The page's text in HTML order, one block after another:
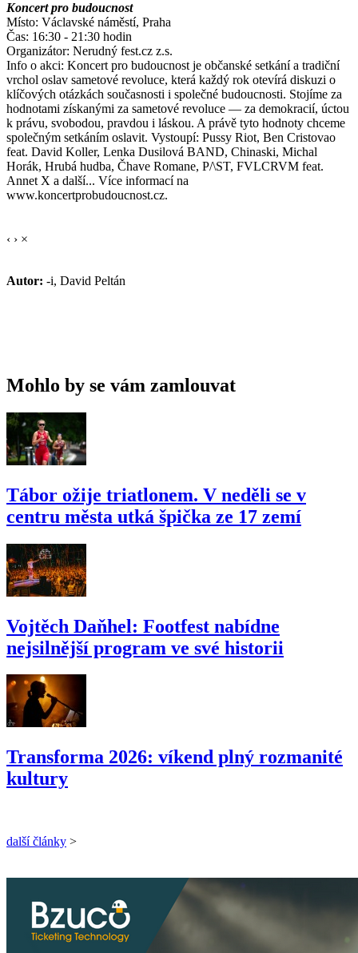
Koncert pro budoucnost
Místo: Václavské náměstí, Praha
Čas: 16:30 - 21:30 hodin
Organizátor: Nerudný fest.cz z.s.
Info o akci: Koncert pro budoucnost je občanské setkání a tradiční
vrchol oslav sametové revoluce, která každý rok otevírá diskuzi o
klíčových otázkách současnosti i společné budoucnosti. Stojíme za
hodnotami získanými za sametové revoluce — za demokracií, úctou
k právu, svobodou, pravdou i láskou. A právě tyto hodnoty chceme
společným setkáním oslavit. Vystoupí: Pussy Riot, Ben Cristovao
feat. David Koller, Lenka Dusilová BAND, Chinaski, Michal
Horák, Hrubá hudba, Čhave Romane, P/\ST, FVLCRVM feat.
Annet X a další... Více informací na
www.koncertprobudoucnost.cz.
‹ › ×
Autor: -i, David Peltán
Mohlo by se vám zamlouvat
Tábor ožije triatlonem. V neděli se v
centru města utká špička ze 17 zemí
Vojtěch Daňhel: Footfest nabídne
nejsilnější program ve své historii
Transforma 2026: víkend plný rozmanité
kultury
další články >